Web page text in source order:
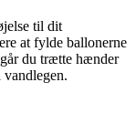
til dit
at fylde ballonerne
du trætte hænder